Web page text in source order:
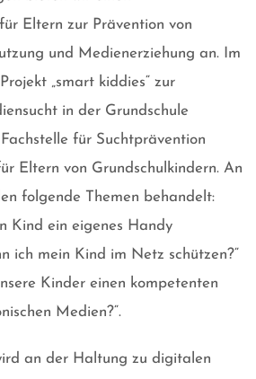
Eltern zur Prävention von
und Medienerziehung an. Im
„smart kiddies“ zur
in der Grundschule
für Suchtprävention
Eltern von Grundschulkindern. An
folgende Themen behandelt:
Kind ein eigenes Handy
ich mein Kind im Netz schützen?“
Kinder einen kompetenten
Medien?“.
an der Haltung zu digitalen